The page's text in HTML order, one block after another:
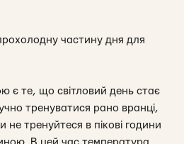
частину дня для
є те, що світловий день стає
тренуватися рано вранці,
не тренуйтеся в пікові години